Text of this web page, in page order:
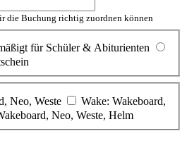
die Buchung richtig zuordnen können
für Schüler & Abiturienten
Neo, Weste
Wake: Wakeboard,
Neo, Weste, Helm